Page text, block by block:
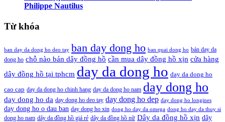
Philippe Nautilus
Từ khóa
ban day da dong ho deo tay ban day dong ho ban quai dong ho bán day da
dong ho chỗ nào bán dây đồng hồ cần mua dây đồng hồ xịn cửa hàng
dây đồng hồ tại tphcm day da dong ho day da dong ho
cao cap day da dong ho chinh hang day da dong ho nam day dong ho
day dong ho da day dong ho deo tay day dong ho dep day dong ho longines
day dong ho o dau ban day dong ho xin dong ho day da omega dong ho day da thuy si
dong ho nam dây da đồng hồ giá rẻ dây da đồng hồ nữ Dây da đồng hồ xịn dây